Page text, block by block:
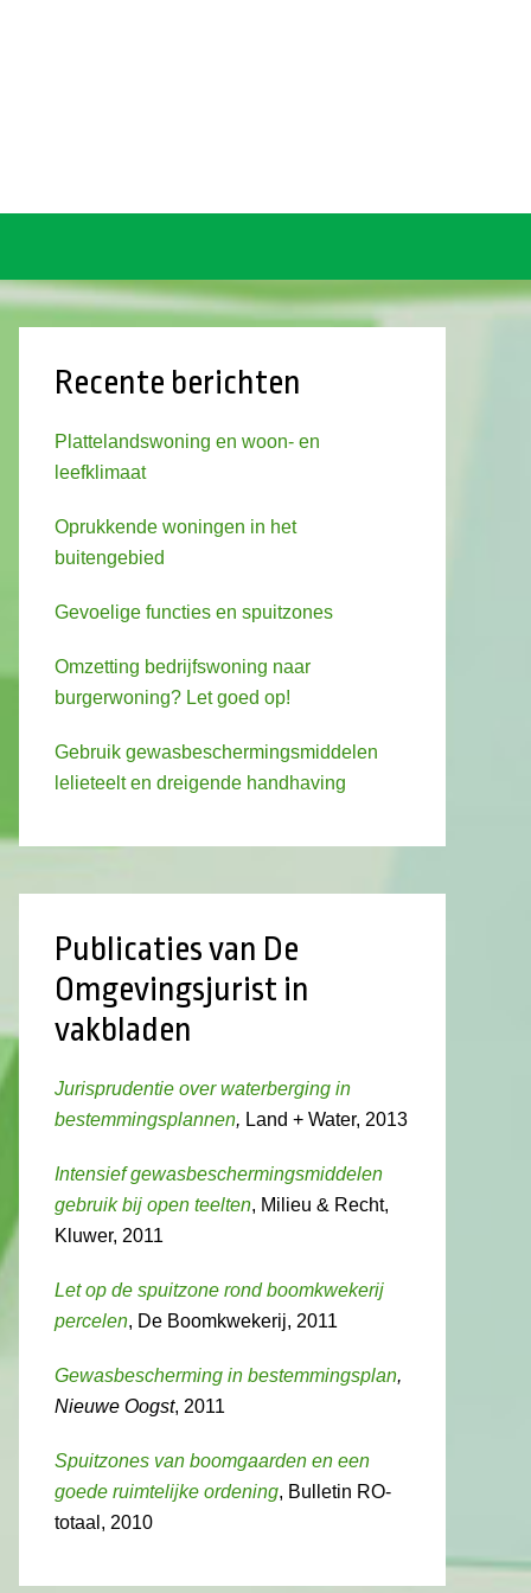
Recente berichten
Plattelandswoning en woon- en
leefklimaat
Oprukkende woningen in het
buitengebied
Gevoelige functies en spuitzones
Omzetting bedrijfswoning naar
burgerwoning? Let goed op!
Gebruik gewasbeschermingsmiddelen
lelieteelt en dreigende handhaving
Publicaties van De
Omgevingsjurist in
vakbladen
Jurisprudentie over waterberging in
bestemmingsplannen, Land + Water, 2013
Intensief gewasbeschermingsmiddelen
gebruik bij open teelten, Milieu & Recht,
Kluwer, 2011
Let op de spuitzone rond boomkwekerij
percelen, De Boomkwekerij, 2011
Gewasbescherming in bestemmingsplan,
Nieuwe Oogst, 2011
Spuitzones van boomgaarden en een
goede ruimtelijke ordening, Bulletin RO-
totaal, 2010